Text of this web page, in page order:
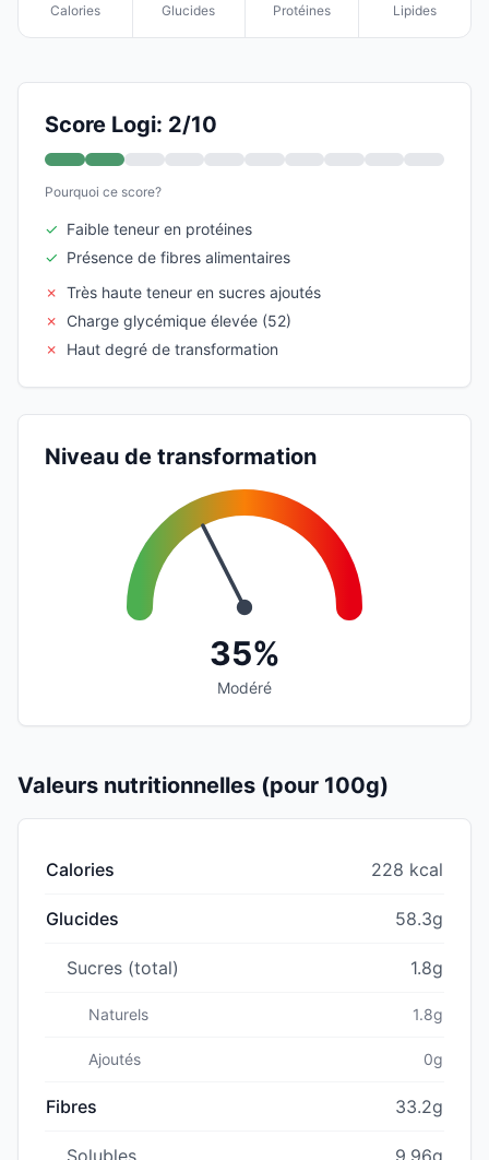
Calories Glucides Protéines Lipides
Score Logi: 2/10
Pourquoi ce score?
✓ Faible teneur en protéines
✓ Présence de fibres alimentaires
✗ Très haute teneur en sucres ajoutés
✗
Charge glycémique élevée (52)
✗
Haut degré de transformation
Niveau de transformation
35%
Modéré
Valeurs nutritionnelles (pour 100g)
Calories 228 kcal
Glucides 58.3g
Sucres (total) 1.8g
Naturels 1.8g
Ajoutés 0g
Fibres 33.2g
Solubles 9.96g